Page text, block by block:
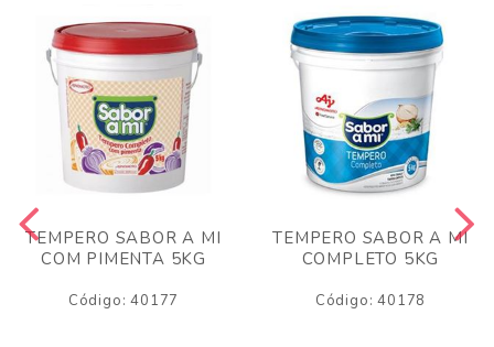
TEMPERO SABOR A MI
COM PIMENTA 5KG
Código: 40177
TEMPERO SABOR A MI
COMPLETO 5KG
Código: 40178